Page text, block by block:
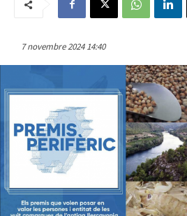
7 novembre 2024 14:40